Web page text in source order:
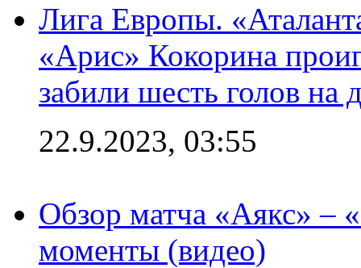
Лига Европы.
«Арис» Кокорина
забили шесть голов на
22.9.2023, 03:55
Обзор матча «Аякс» –
моменты (видео)